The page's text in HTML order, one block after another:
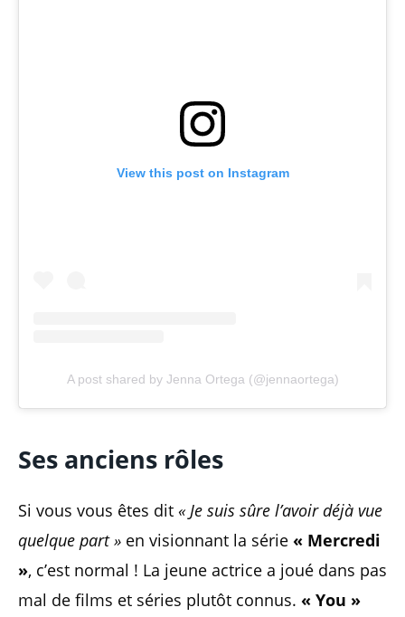
View this post on Instagram
A post shared by Jenna Ortega (@jennaortega)
Ses anciens rôles
Si vous vous êtes dit « Je suis sûre l’avoir déjà vue
quelque part » en visionnant la série « Mercredi
», c’est normal ! La jeune actrice a joué dans pas
mal de films et séries plutôt connus. « You »